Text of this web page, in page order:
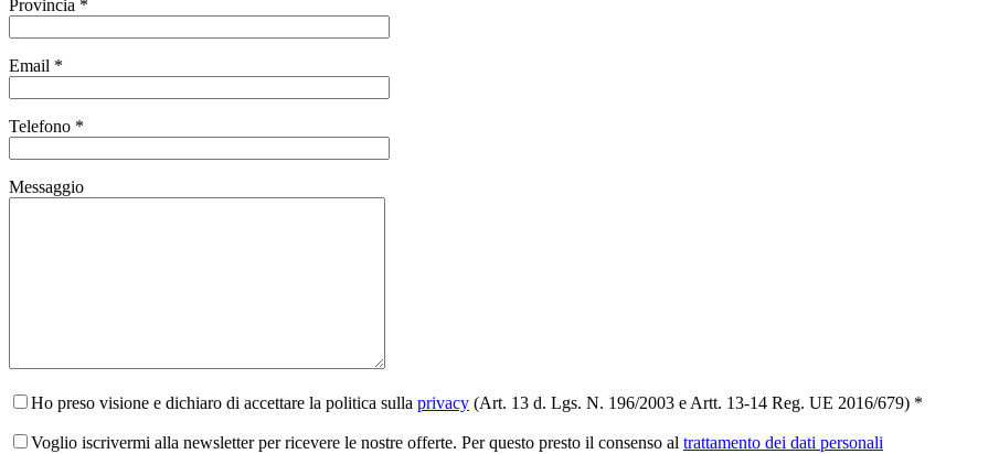
Provincia *
Email *
Telefono *
Messaggio
Ho preso visione e dichiaro di accettare la politica sulla privacy (Art. 13 d. Lgs. N. 196/2003 e Artt. 13-14 Reg. UE 2016/679) *
Voglio iscrivermi alla newsletter per ricevere le nostre offerte. Per questo presto il consenso al trattamento dei dati personali